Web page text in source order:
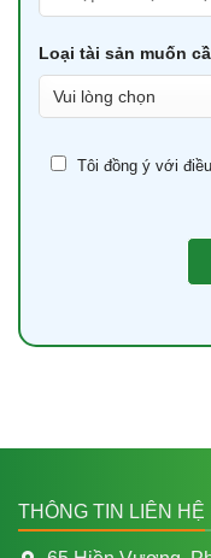
Loại tài sản muốn
Tôi đồng ý với
THÔNG TIN LIÊN HỆ